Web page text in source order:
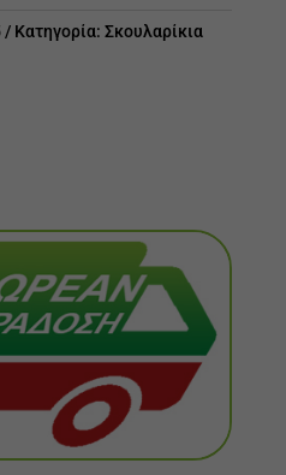
Κατηγορία: Σκουλαρίκια